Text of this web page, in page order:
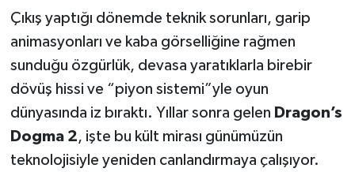
Çıkış yaptığı dönemde teknik sorunları, garip
animasyonları ve kaba görselliğine rağmen
sunduğu özgürlük, devasa yaratıklarla birebir
dövüş hissi ve “piyon sistemi”yle oyun
dünyasında iz bıraktı. Yıllar sonra gelen Dragon’s
Dogma 2, işte bu kült mirası günümüzün
teknolojisiyle yeniden canlandırmaya çalışıyor.
Spor